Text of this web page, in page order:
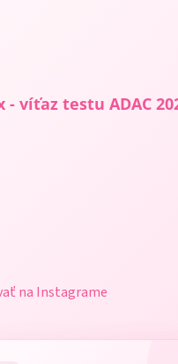
- víťaz testu ADAC
na Instagrame